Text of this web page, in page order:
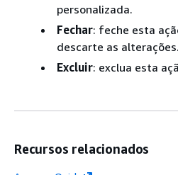
personalizada.
Fechar: feche esta
descarte as alterações.
Excluir: exclua esta
Recursos relacionados